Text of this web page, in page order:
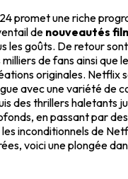
promet une riche
de nouveautés
les goûts. De retour
de fans ainsi que
originales. Netflix
avec une variété de
des thrillers haletants
en passant par
inconditionnels de
voici une plongée